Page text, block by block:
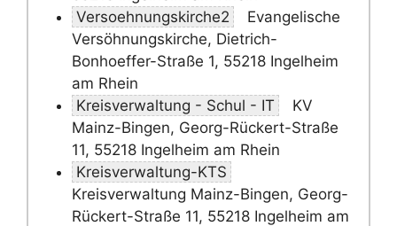
Versoehnungskirche2
Evangelische
Versöhnungskirche, Dietrich-
Bonhoeffer-Straße 1, 55218 Ingelheim
am Rhein
Kreisverwaltung - Schul - IT
KV
Mainz-Bingen, Georg-Rückert-Straße
11, 55218 Ingelheim am Rhein
Kreisverwaltung-KTS
Kreisverwaltung Mainz-Bingen, Georg-
Rückert-Straße 11, 55218 Ingelheim am